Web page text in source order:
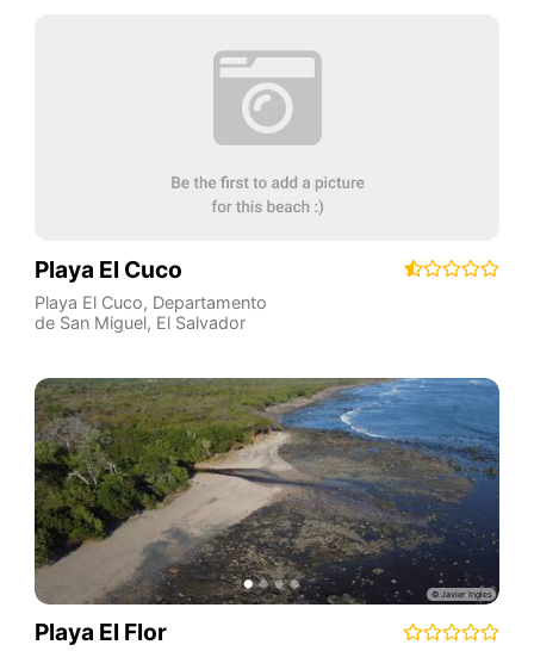
Playa El Cuco
Playa El Cuco, Departamento
de San Miguel, El Salvador
Playa El Flor